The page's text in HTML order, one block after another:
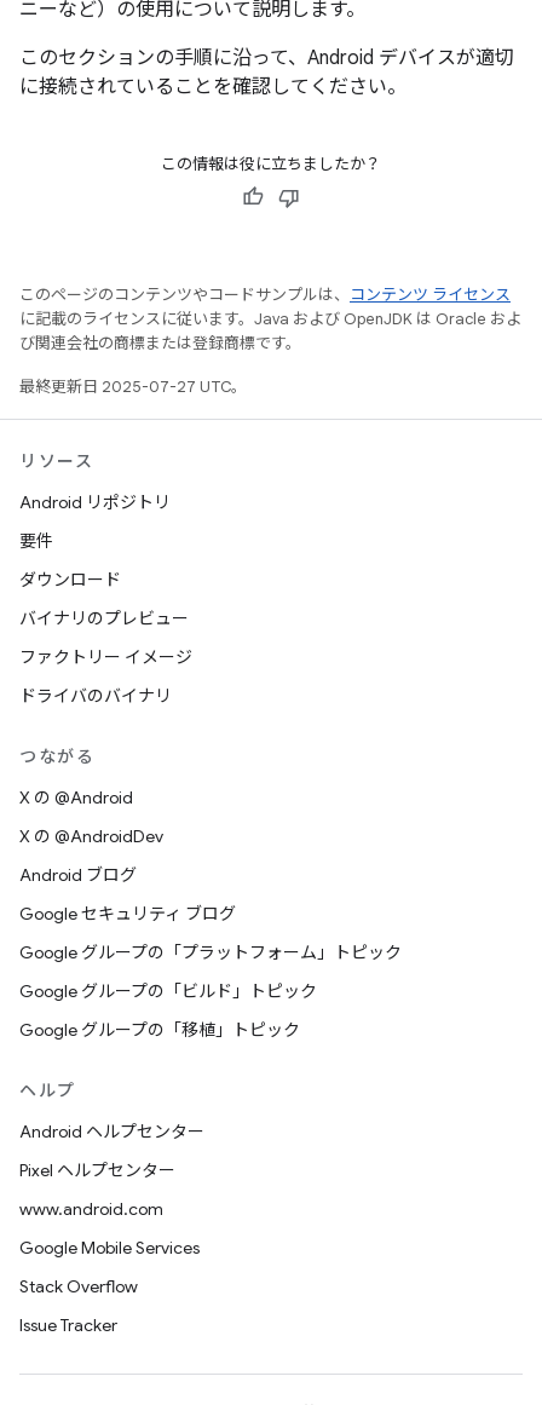
ニーなど）の使用について説明します。
このセクションの手順に沿って、Android デバイスが適切
に接続されていることを確認してください。
この情報は役に立ちましたか？
このページのコンテンツやコードサンプルは、
コンテンツ ライセンス
に記載のライセンスに従います。Java および OpenJDK は Oracle およ
び関連会社の商標または登録商標です。
最終更新日 2025-07-27 UTC。
リソース
Android リポジトリ
要件
ダウンロード
バイナリのプレビュー
ファクトリー イメージ
ドライバのバイナリ
つながる
X の @Android
X の @AndroidDev
Android ブログ
Google セキュリティ ブログ
Google グループの「プラットフォーム」トピック
Google グループの「ビルド」トピック
Google グループの「移植」トピック
ヘルプ
Android ヘルプセンター
Pixel ヘルプセンター
www.android.com
Google Mobile Services
Stack Overflow
Issue Tracker